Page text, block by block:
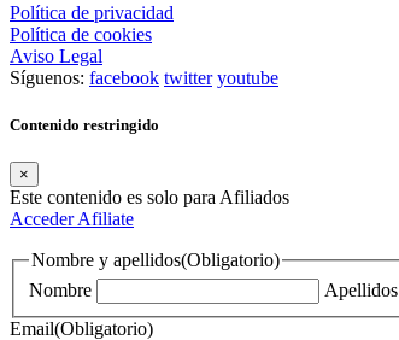
Política de privacidad
Política de cookies
Aviso Legal
Síguenos: facebook twitter youtube
Contenido restringido
×
Este contenido es solo para Afiliados
AccederAfiliate
Nombre y apellidos(Obligatorio)
Nombre
Apellidos
Email(Obligatorio)